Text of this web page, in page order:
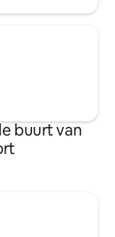
buurt van